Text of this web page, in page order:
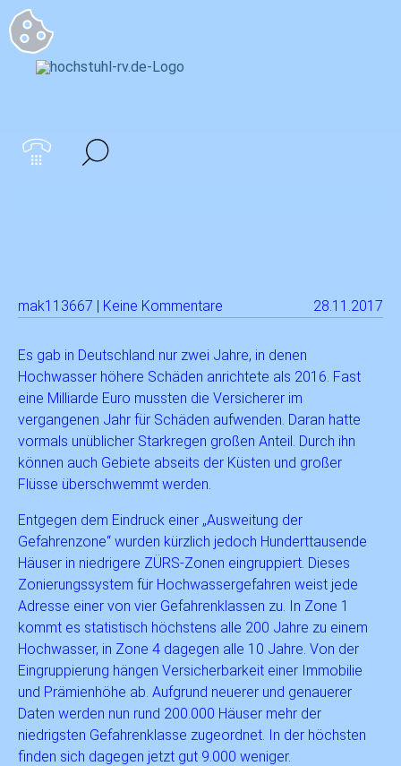
mak113667 | Keine Kommentare 28.11.2017
Es gab in Deutschland nur zwei Jahre, in denen
Hochwasser höhere Schäden anrichtete als 2016. Fast
eine Milliarde Euro mussten die Versicherer im
vergangenen Jahr für Schäden aufwenden. Daran hatte
vormals unüblicher Starkregen großen Anteil. Durch ihn
können auch Gebiete abseits der Küsten und großer
Flüsse überschwemmt werden.
Entgegen dem Eindruck einer „Ausweitung der
Gefahrenzone“ wurden kürzlich jedoch Hunderttausende
Häuser in niedrigere ZÜRS-Zonen eingruppiert. Dieses
Zonierungssystem für Hochwassergefahren weist jede
Adresse einer von vier Gefahrenklassen zu. In Zone 1
kommt es statistisch höchstens alle 200 Jahre zu einem
Hochwasser, in Zone 4 dagegen alle 10 Jahre. Von der
Eingruppierung hängen Versicherbarkeit einer Immobilie
und Prämienhöhe ab. Aufgrund neuerer und genauerer
Daten werden nun rund 200.000 Häuser mehr der
niedrigsten Gefahrenklasse zugeordnet. In der höchsten
finden sich dagegen jetzt gut 9.000 weniger.